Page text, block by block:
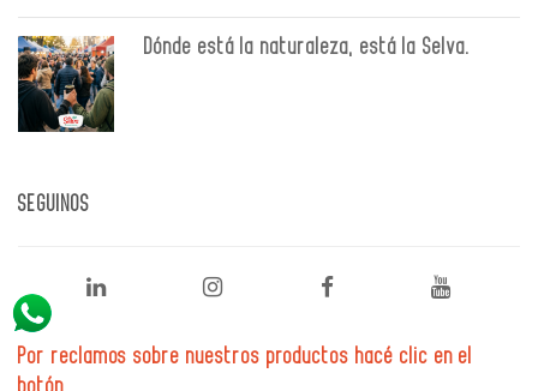
Dónde está la naturaleza, está la Selva.
SEGUINOS
Por reclamos sobre nuestros productos hacé clic en el
botón.